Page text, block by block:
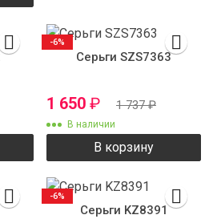
Серьги SZS7363
1 650 ₽ 1 737₽
В наличии
В корзину
-6%
Серьги KZ8391
-6%